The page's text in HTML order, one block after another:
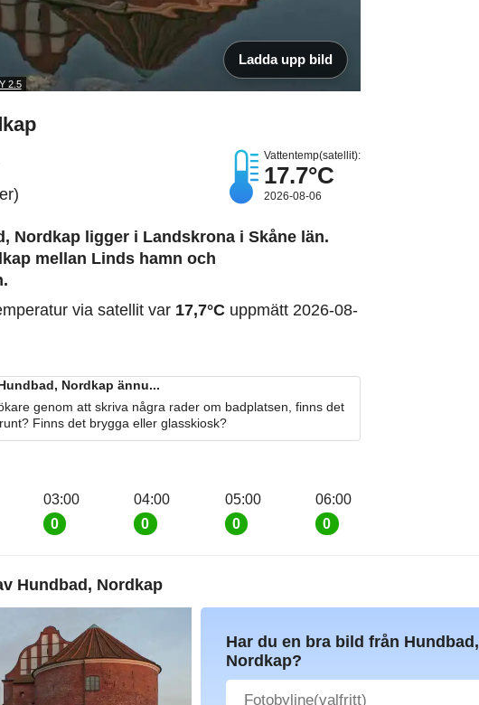
2.5
Ladda upp bild
Vattentemp(satellit):
17.7°C
2026-08-06
Nordkap ligger i Landskrona i Skåne län.
mellan Linds hamn och
via satellit var 17,7°C uppmätt 2026-08-
Nordkap ännu...
genom att skriva några rader om badplatsen, finns det
Finns det brygga eller glasskiosk?
03:00
0
04:00
0
05:00
0
06:00
0
Hundbad, Nordkap
Har du en bra bild från Hundbad,
Nordkap?